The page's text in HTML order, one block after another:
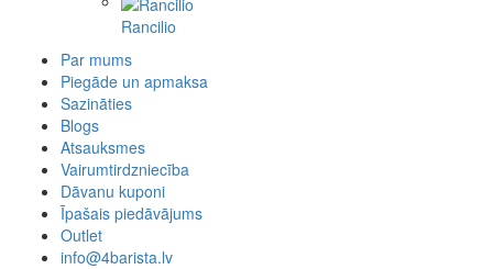
Rancilio
Par mums
Piegāde un apmaksa
Sazināties
Blogs
Atsauksmes
Vairumtirdzniecība
Dāvanu kuponi
Īpašais piedāvājums
Outlet
info@4barista.lv